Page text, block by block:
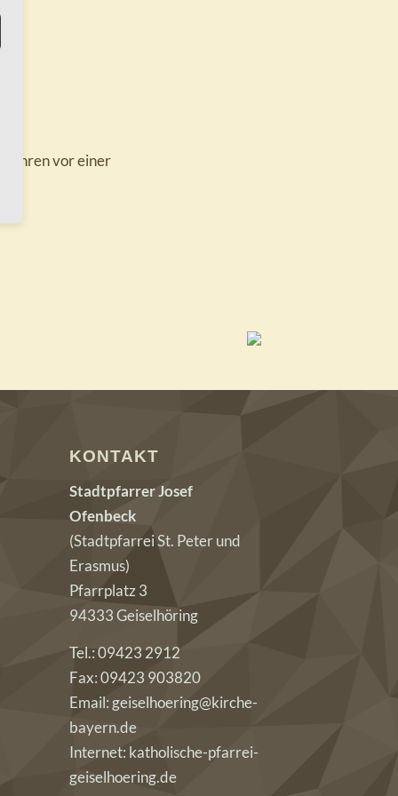
vor einer
KONTAKT
Stadtpfarrer Josef
Ofenbeck
(Stadtpfarrei St. Peter und
Erasmus)
Pfarrplatz 3
94333 Geiselhöring
Tel.: 09423 2912
Fax: 09423 903820
Email: geiselhoering@kirche-
bayern.de
Internet: katholische-pfarrei-
geiselhoering.de